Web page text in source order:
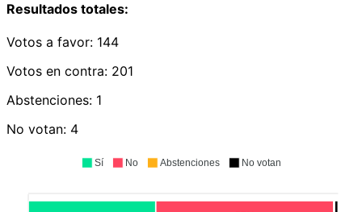
Resultados totales:
Votos a favor: 144
Votos en contra: 201
Abstenciones: 1
No votan: 4
Sí No Abstenciones No votan